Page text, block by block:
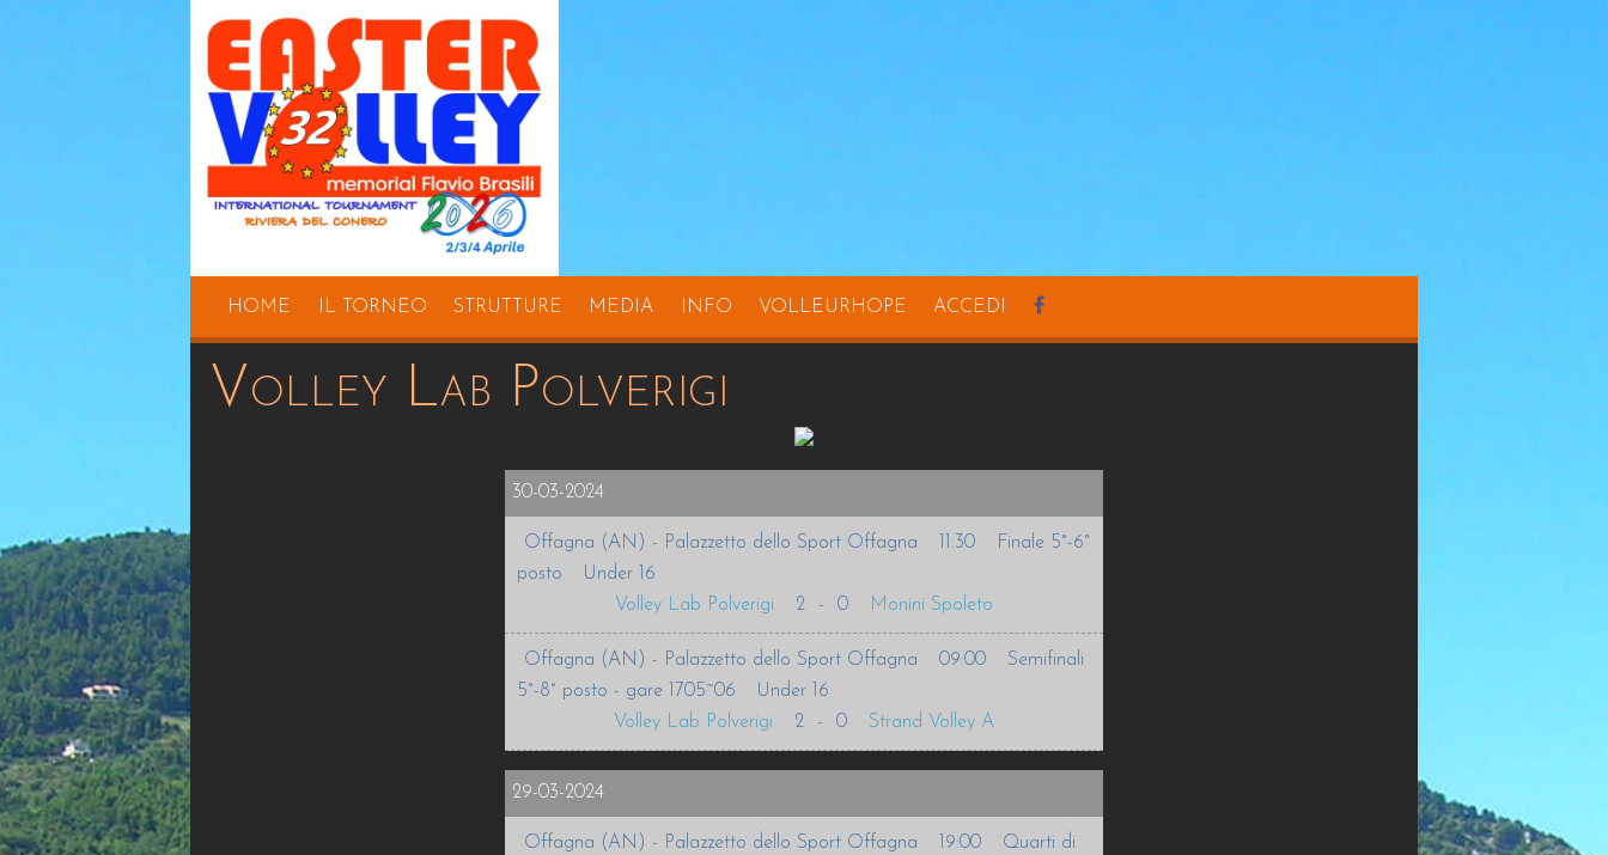
HOME IL TORNEO STRUTTURE MEDIA INFO VOLLEURHOPE ACCEDI
Volley Lab Polverigi
30-03-2024
Offagna (AN) - Palazzetto dello Sport Offagna 11:30
Finale 5°-6°
posto
Under 16
Volley Lab Polverigi
2 - 0 Monini Spoleto
Offagna (AN) - Palazzetto dello Sport Offagna 09:00
Semifinali
5°-8° posto - gare 1705~06
Under 16
Volley Lab Polverigi
2 - 0 Strand Volley A
29-03-2024
Offagna (AN) - Palazzetto dello Sport Offagna 19:00
Quarti di